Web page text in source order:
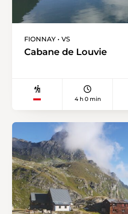
FIONNAY • VS
Cabane de Louvie
4 h 0 min